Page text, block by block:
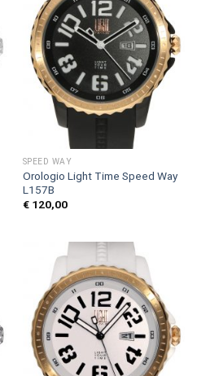
SPEED WAY
Orologio Light Time Speed Way
L157B
€120,00